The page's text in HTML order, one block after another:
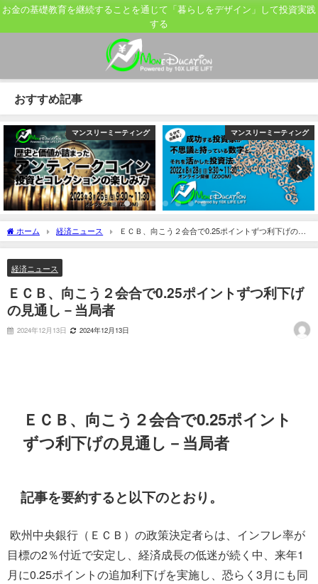
お金の基礎教育を継続することを通じて「暮らしをデザイン」して投資実践
する
おすすめ記事
マンスリーミーティング マンスリーミーティング
ホーム 経済ニュース
ＥＣＢ、向こう２会合で0.25ポイントずつ利下げの見
通し－当局者
経済ニュース
ＥＣＢ、向こう２会合で0.25ポイントずつ利下げ
の見通し－当局者
2024年12月13日 2024年12月13日
ＥＣＢ、向こう２会合で0.25ポイント
ずつ利下げの見通し－当局者
記事を要約すると以下のとおり。
欧州中央銀行（ＥＣＢ）の政策決定者らは、インフレ率が
目標の2％付近で安定し、経済成長の低迷が続く中、来年1
月に0.25ポイントの追加利下げを実施し、恐らく3月にも同